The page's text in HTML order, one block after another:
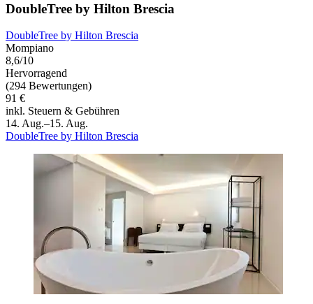
DoubleTree by Hilton Brescia
DoubleTree by Hilton Brescia
Mompiano
8,6/10
Hervorragend
(294 Bewertungen)
91 €
inkl. Steuern & Gebühren
14. Aug.–15. Aug.
DoubleTree by Hilton Brescia